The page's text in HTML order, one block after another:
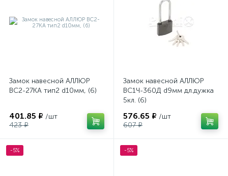
Замок навесной АЛЛЮР
ВС2-27КА тип2 d10мм, (6)
401.85 ₽ /шт
423 ₽
Замок навесной АЛЛЮР
ВС1Ч-360Д d9мм дл.дужка
5кл. (6)
576.65 ₽ /шт
607 ₽
-5% -5%